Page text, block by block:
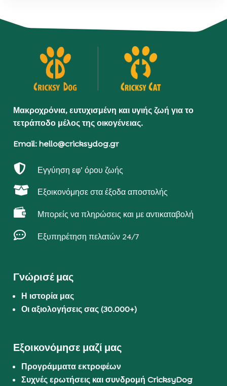
Μακροχρόνια, ευτυχισμένη και υγιής ζωή για το
τετράποδο μέλος της οικογένειας.
Email: hello@cricksydog.gr
 Εγγύηση εφ’ όρου ζωής
 Εξοικονόμησε στα έξοδα αποστολής
 Μπορείς να πληρώσεις και με αντικαταβολή
 Εξυπηρέτηση πελατών 24/7
Γνώρισέ μας
Η ιστορία μας
Οι αξιολογήσεις σας (30.000+)
Εξοικονόμησε μαζί μας
Προγράμματα εκτροφέων
Συχνές ερωτήσεις και συνδρομή CricksyDog